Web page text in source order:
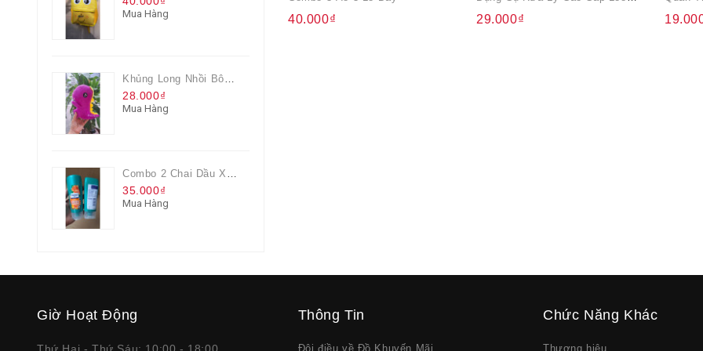
Mua Hàng
Khủng Long Nhồi Bông Cho Bé Chơi Màu Tím
28.000₫
Mua Hàng
Combo 2 Chai Dầu Xả Rejoice 3IN1 Siêu Mềm Mượt Chai 60ML
35.000₫
Mua Hàng
40.000₫ 29.000₫
Giờ Hoạt Động Thông Tin
Đôi điều về Đồ Khuyến Mãi
Chức Năng Khác
Thương hiệu